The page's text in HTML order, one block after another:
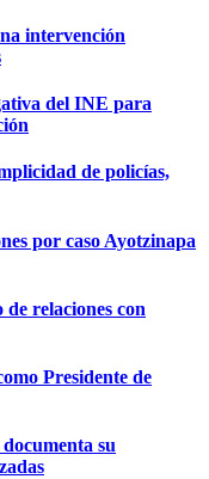
intervención
del INE para
de policías,
por caso Ayotzinapa
relaciones con
Presidente de
su